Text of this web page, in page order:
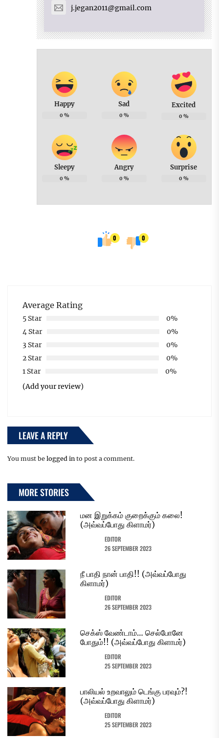
j.jegan2011@gmail.com
Happy
0 %
Sad
0 %
Excited
0 %
Sleepy
0 %
Angry
0 %
Surprise
0 %
0 0
Average Rating
5 Star
0%
4 Star
0%
3 Star
0%
2 Star
0%
1 Star
0%
(Add your review)
LEAVE A REPLY
You must be logged in to post a comment.
MORE STORIES
மன இறுக்கம் குறைக்கும் கலை!
(அவ்வப்போது கிளாமர்)
EDITOR
26 SEPTEMBER 2023
நீ பாதி நான் பாதி!! (அவ்வப்போது
கிளாமர்)
EDITOR
26 SEPTEMBER 2023
செக்ஸ் வேண்டாம்… செல்போனே
போதும்!! (அவ்வப்போது கிளாமர்)
EDITOR
25 SEPTEMBER 2023
பாலியல் உறவாலும் டெங்கு பரவும்?!
(அவ்வப்போது கிளாமர்)
EDITOR
25 SEPTEMBER 2023